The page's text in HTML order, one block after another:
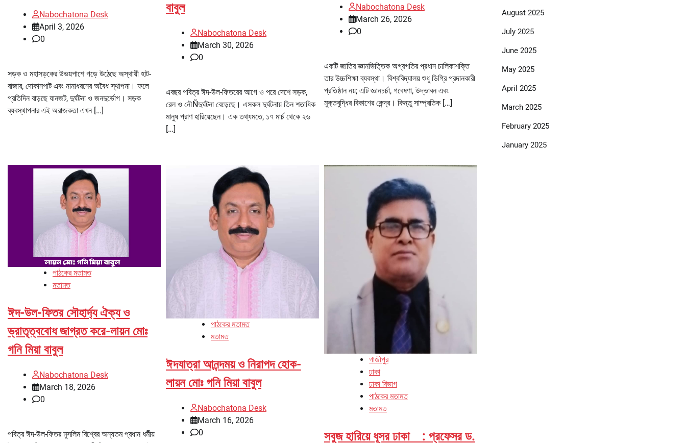
Nabochatona Desk
April 3, 2026
0
সড়ক ও মহাসড়কের উভয়পাশে গড়ে উঠেছে অস্থায়ী হাট-
বাজার, দোকানপাট এবং নানাধরনের অবৈধ স্থাপনা। ফলে
প্রতিদিন বাড়ছে যানজট, দুর্ঘটনা ও জনদুর্ভোগ। সড়ক
ব্যবস্থাপনার এই অরাজকতা এখন […]
বাবুল
Nabochatona Desk
March 30, 2026
0
এবছর পবিত্র ঈদ-উল-ফিতরের আগে ও পরে দেশে সড়ক,
রেল ও নৌÑদুর্ঘটনা বেড়েছে। এসকল দুর্ঘটনায় তিন শতাধিক
মানুষ প্রাণ হারিয়েছেন। এক তথ্যমতে, ১৭ মার্চ থেকে ২৬
[…]
Nabochatona Desk
March 26, 2026
0
একটি জাতির জ্ঞানভিত্তিক অগ্রগতির প্রধান চালিকাশক্তি
তার উচ্চশিক্ষা ব্যবস্থা। বিশ্ববিদ্যালয় শুধু ডিগ্রি প্রদানকারী
প্রতিষ্ঠান নয়; এটি জ্ঞানচর্চা, গবেষণা, উদ্ভাবন এবং
মুক্তবুদ্ধির বিকাশের কেন্দ্র। কিন্তু সাম্প্রতিক […]
পাঠকের মতামত
মতামত
ঈদ-উল-ফিতর সৌহার্দ্য ঐক্য ও
ভ্রাতৃত্ববোধ জাগ্রত করে-লায়ন মোঃ
গনি মিয়া বাবুল
Nabochatona Desk
March 18, 2026
0
পবিত্র ঈদ-উল-ফিতর মুসলিম বিশ্বের অন্যতম প্রধান ধর্মীয়
পাঠকের মতামত
মতামত
ঈদযাত্রা আনন্দময় ও নিরাপদ হোক-
লায়ন মোঃ গনি মিয়া বাবুল
Nabochatona Desk
March 16, 2026
0
গাজীপুর
ঢাকা
ঢাকা বিভাগ
পাঠকের মতামত
মতামত
সবুজ হারিয়ে ধূসর ঢাকা : প্রফেসর ড.
August 2025
July 2025
June 2025
May 2025
April 2025
March 2025
February 2025
January 2025